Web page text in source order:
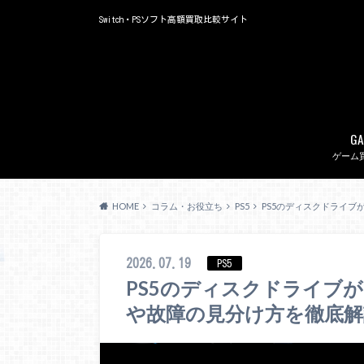
Switch・PSソフト高額買取比較サイト
ゲーム
HOME コラム・お役立ち PS5 PS5のディスクドライブ
2026.07.19 PS5
PS5のディスクドライブ
や故障の見分け方を徹底